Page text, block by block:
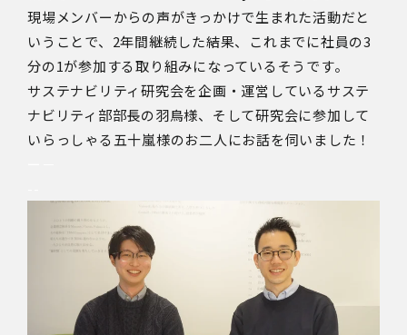
現場メンバーからの声がきっかけで生まれた活動だと
いうことで、2年間継続した結果、これまでに社員の3
分の1が参加する取り組みになっているそうです。
サステナビリティ研究会を企画・運営しているサステ
ナビリティ部部長の羽鳥様、そして研究会に参加して
いらっしゃる五十嵐様のお二人にお話を伺いました！